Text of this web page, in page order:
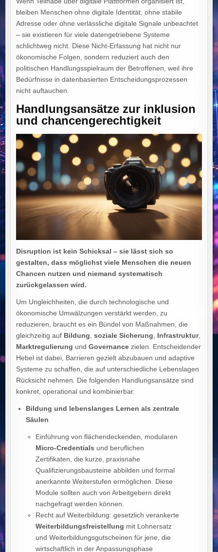
bleiben Menschen ohne digitale Identität, ohne stabile
Adresse oder ohne verlässliche digitale Signale unbeachtet
– sie existieren für viele datengetriebene Systeme
schlichtweg nicht. Diese Nicht‑Erfassung hat nicht nur
ökonomische Folgen, sondern reduziert auch den
politischen Handlungsspielraum der Betroffenen, weil ihre
Bedürfnisse in datenbasierten Entscheidungsprozessen
nicht auftauchen.
Handlungsansätze zur inklusion
und chancengerechtigkeit
Disruption ist kein Schicksal – sie lässt sich so
gestalten, dass möglichst viele Menschen die neuen
Chancen nutzen und niemand systematisch
zurückgelassen wird.
Um Ungleichheiten, die durch technologische und
ökonomische Umwälzungen verstärkt werden, zu
reduzieren, braucht es ein Bündel von Maßnahmen, die
gleichzeitig auf Bildung ,soziale Sicherung Infrastruktur,
Marktregulierung undGovernance zielen. Entscheidender
Hebel ist dabei, Barrieren gezielt abzubauen und adaptive
Systeme zu schaffen, die auf unterschiedliche Lebenslagen
Rücksicht nehmen. Die folgenden Handlungsansätze sind
konkret, operational und kombinierbar.
Bildung und lebenslanges Lernen als zentrale
Säulen
Einführung von flächendeckenden, modularen
Micro‑Credentials und beruflichen
Zertifikaten, die kurze, praxisnahe
Qualifizierungsbausteine abbilden und formal
anerkannte Weiterstufen ermöglichen. Diese
Module sollten auch von Arbeitgebern direkt
nachgefragt werden können.
Recht auf Weiterbildung: gesetzlich verankerte
Weiterbildungsfreistellung mit Lohnersatz
und Weiterbildungsgutscheinen für jene, die
wirtschaftlich in der Anpassungsphase